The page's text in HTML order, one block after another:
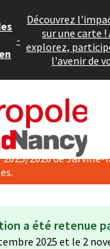
-
Découvrez
sur une carte !
explorez,
l'avenir de
a été retenue
2025 et le 2